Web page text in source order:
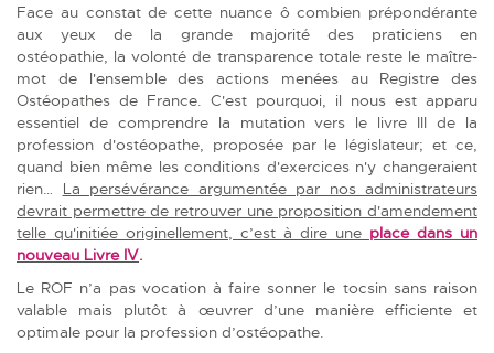
Face au constat de cette nuance ô combien prépondérante
aux yeux de la grande majorité des praticiens en
ostéopathie, la volonté de transparence totale reste le maître-
mot de l'ensemble des actions menées au Registre des
Ostéopathes de France. C'est pourquoi, il nous est apparu
essentiel de comprendre la mutation vers le livre III de la
profession d'ostéopathe, proposée par le législateur; et ce,
quand bien même les conditions d'exercices n'y changeraient
rien… La persévérance argumentée par nos administrateurs
devrait permettre de retrouver une proposition d'amendement
telle qu'initiée originellement, c’est à dire une place dans un
nouveau Livre IV.
Le ROF n’a pas vocation à faire sonner le tocsin sans raison
valable mais plutôt à œuvrer d’une manière efficiente et
optimale pour la profession d’ostéopathe.